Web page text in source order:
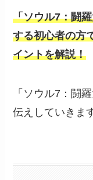
「ソウル7：闘
する初心者の方
イントを解説！
「ソウル7：闘
伝えしていきま